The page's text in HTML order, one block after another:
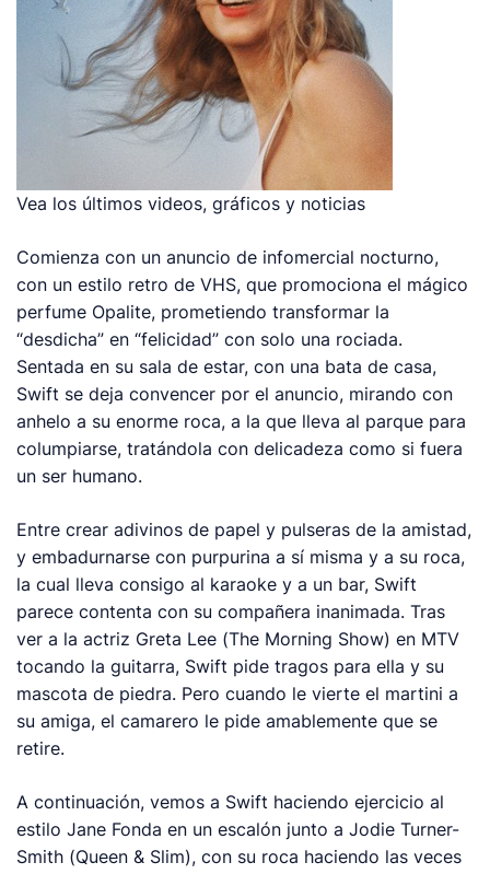
Vea los últimos videos, gráficos y noticias
Comienza con un anuncio de infomercial nocturno,
con un estilo retro de VHS, que promociona el mágico
perfume Opalite, prometiendo transformar la
“desdicha” en “felicidad” con solo una rociada.
Sentada en su sala de estar, con una bata de casa,
Swift se deja convencer por el anuncio, mirando con
anhelo a su enorme roca, a la que lleva al parque para
columpiarse, tratándola con delicadeza como si fuera
un ser humano.
Entre crear adivinos de papel y pulseras de la amistad,
y embadurnarse con purpurina a sí misma y a su roca,
la cual lleva consigo al karaoke y a un bar, Swift
parece contenta con su compañera inanimada. Tras
ver a la actriz Greta Lee (The Morning Show) en MTV
tocando la guitarra, Swift pide tragos para ella y su
mascota de piedra. Pero cuando le vierte el martini a
su amiga, el camarero le pide amablemente que se
retire.
A continuación, vemos a Swift haciendo ejercicio al
estilo Jane Fonda en un escalón junto a Jodie Turner-
Smith (Queen & Slim), con su roca haciendo las veces